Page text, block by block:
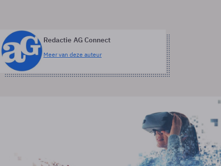
Redactie AG Connect
Meer van deze auteur